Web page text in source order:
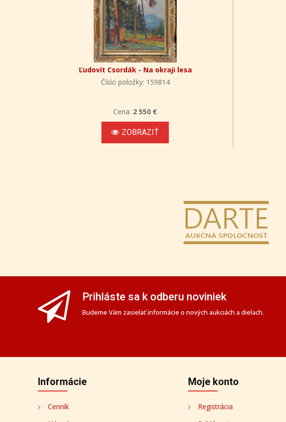
Ľudovít Csordák - Na okraji lesa
Číslo položky: 159814
Cena: 2 550 €
ZOBRAZIŤ
Prihláste sa k odberu noviniek
Budeme Vám zasielať informácie o nových aukciách a dielach.
Informácie
Cenník
Moje konto
Registrácia